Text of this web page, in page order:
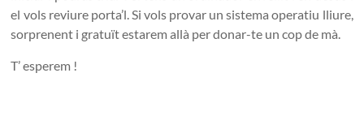
el vols reviure porta’l. Si vols provar un sistema operatiu lliure,
sorprenent i gratuït estarem allà per donar-te un cop de mà.
T’ esperem !